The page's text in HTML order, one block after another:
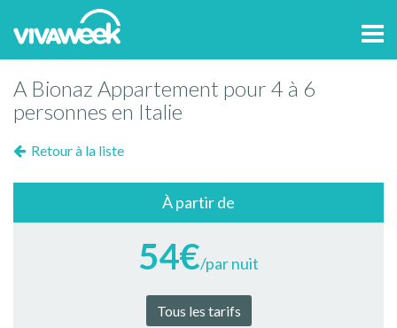
A Bionaz Appartement pour 4 à 6
personnes en Italie
Retour à la liste
À partir de
54€/par nuit
Tous les tarifs